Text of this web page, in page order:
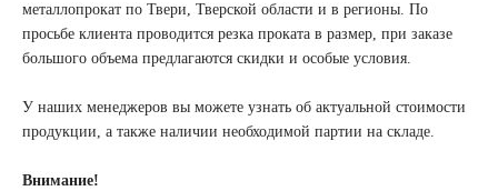
металлопрокат по Твери, Тверской области и в регионы. По
просьбе клиента проводится резка проката в размер, при заказе
большого объема предлагаются скидки и особые условия.
У наших менеджеров вы можете узнать об актуальной стоимости
продукции, а также наличии необходимой партии на складе.
Внимание!